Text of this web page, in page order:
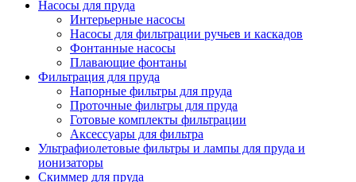
Насосы для пруда
Интерьерные насосы
Насосы для фильтрации ручьев и каскадов
Фонтанные насосы
Плавающие фонтаны
Фильтрация для пруда
Напорные фильтры для пруда
Проточные фильтры для пруда
Готовые комплекты фильтрации
Аксессуары для фильтра
Ультрафиолетовые фильтры и лампы для пруда и
ионизаторы
Скиммер для пруда